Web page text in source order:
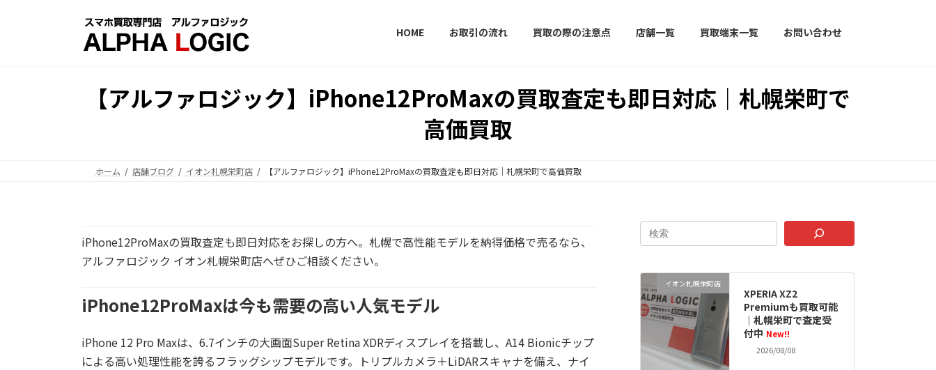
HOME お取引の流れ 買取の際の注意点 店舗一覧 買取端末一覧 お問い合わせ
【アルファロジック】iPhone12ProMaxの買取査定も即日対応｜札幌栄町で
高価買取
ホーム 店舗ブログ イオン札幌栄町店 【アルファロジック】iPhone12ProMaxの買取査定も即日対応｜札幌栄町で高価買取
iPhone12ProMaxの買取査定も即日対応をお探しの方へ。札幌で高性能モデルを納得価格で売るなら、
アルファロジック イオン札幌栄町店へぜひご相談ください。
iPhone12ProMaxは今も需要の高い人気モデル
iPhone 12 Pro Maxは、6.7インチの大画面Super Retina XDRディスプレイを搭載し、A14 Bionicチップ
による高い処理性能を誇るフラッグシップモデルです。トリプルカメラ＋LiDARスキャナを備え、ナイ
イオン札幌栄町店
XPERIA XZ2
Premiumも買取可能
｜札幌栄町で査定受
付中 New!!
2026/08/08